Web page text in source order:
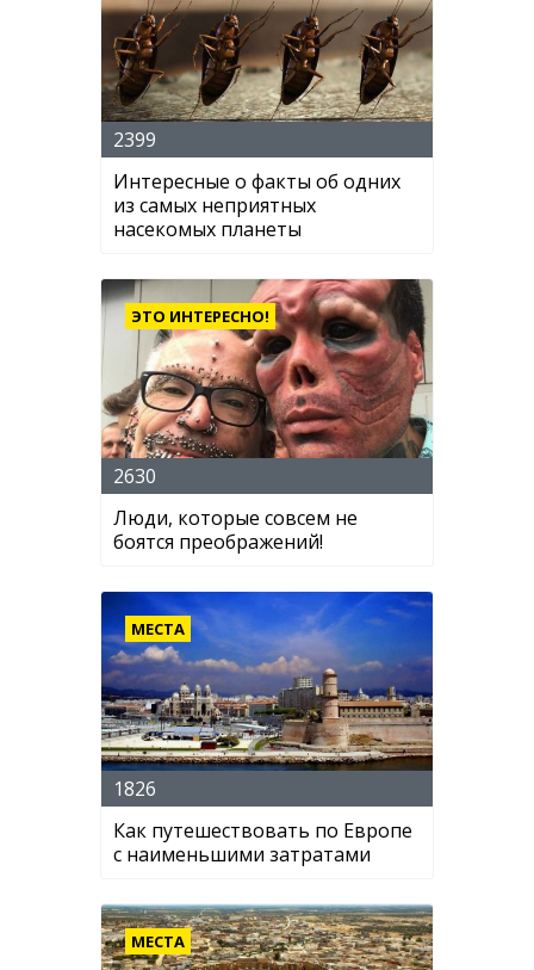
2399
Интересные о факты об одних
из самых неприятных
насекомых планеты
ЭТО ИНТЕРЕСНО!
2630
Люди, которые совсем не
боятся преображений!
МЕСТА
1826
Как путешествовать по Европе
с наименьшими затратами
МЕСТА